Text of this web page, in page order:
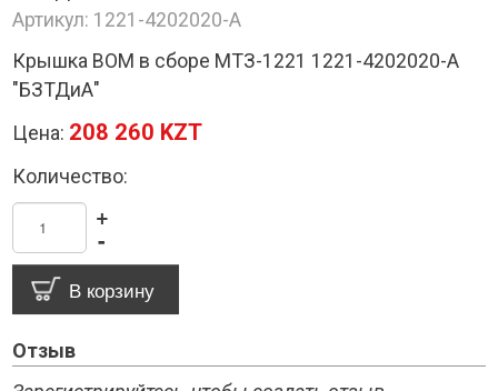
Артикул: 1221-4202020-А
Крышка ВОМ в сборе МТЗ-1221 1221-4202020-А
"БЗТДиА"
Цена: 208 260 KZT
Количество:
-
+
Отзыв